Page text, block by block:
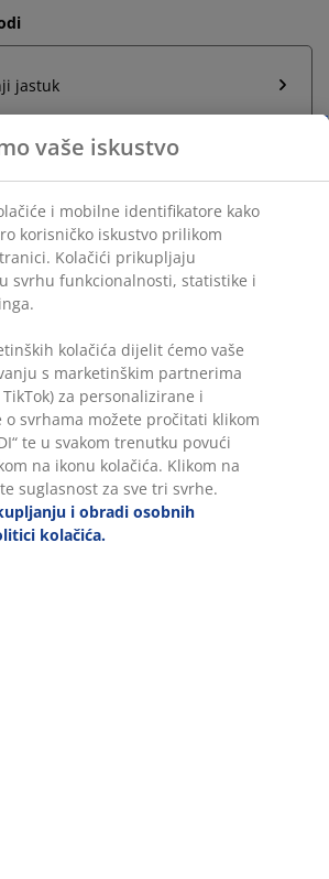
jastuk
- vratite u bilo koju JYSK
30 dana za sve proizvode
dostave
dostava po vašem izboru
elastanska vlakna. Samt.
vaše iskustvo
i mobilne identifikatore kako
korisničko iskustvo prilikom
Kolačići prikupljaju
svrhu funkcionalnosti, statistike i
kolačića dijelit ćemo vaše
s marketinškim partnerima
za personalizirane i
o svrhama možete pročitati klikom
te u svakom trenutku povući
na ikonu kolačića. Klikom na
suglasnost za sve tri svrhe.
i obradi osobnih
kolačića.